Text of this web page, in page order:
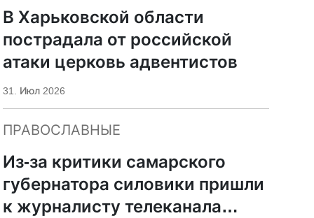
В Харьковской области
пострадала от российской
атаки церковь адвентистов
31. Июл 2026
ПРАВОСЛАВНЫЕ
Из-за критики самарского
губернатора силовики пришли
к журналисту телеканала